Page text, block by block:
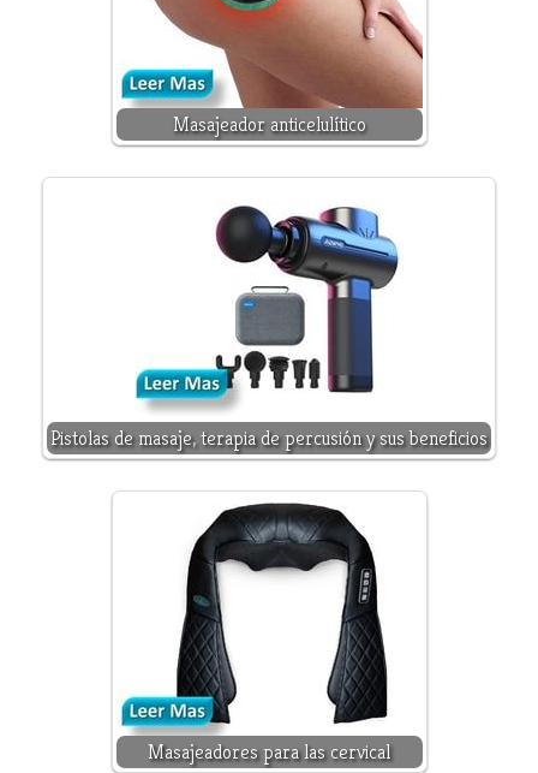
Masajeador anticelulítico
Pistolas de masaje, terapia de percusión y sus beneficios
Masajeadores para las cervical